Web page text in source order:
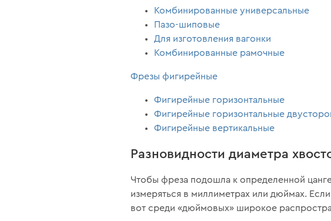
Комбинированные универсальные
Пазо-шиповые
Для изготовления вагонки
Комбинированные рамочные
Фрезы фигирейные
Фигирейные горизонтальные
Фигирейные горизонтальные
Фигирейные вертикальные
Разновидности диаметра
Чтобы фреза подошла к определенной
измеряться в миллиметрах или дюймах.
вот среди «дюймовых» широкое